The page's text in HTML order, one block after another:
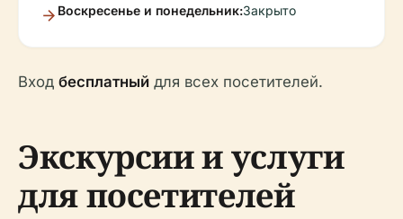
Воскресенье и понедельник:Закрыто
Вход бесплатный для всех посетителей.
Экскурсии и услуги
для посетителей